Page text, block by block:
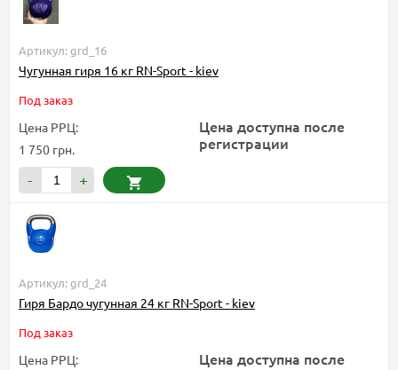
Артикул: grd_16
Чугунная гиря 16 кг RN-Sport - kiev
Под заказ
Цена РРЦ:
1 750 грн.
Цена доступна после
регистрации
- +
Артикул: grd_24
Гиря Бардо чугунная 24 кг RN-Sport - kiev
Под заказ
Цена РРЦ:
Цена доступна после